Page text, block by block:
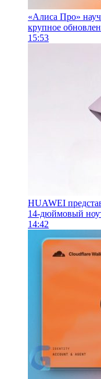
«Алиса Про»
крупное
15:53
HUAWEI
14-дюймовый
14:42